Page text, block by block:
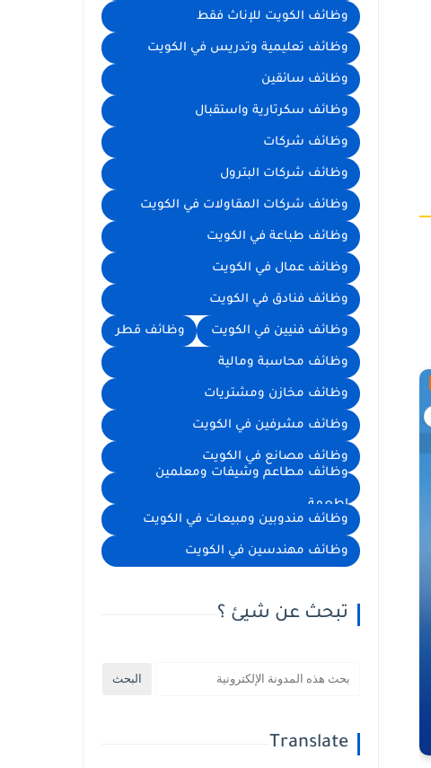
وظائف الكويت للإناث فقط
وظائف تعليمية وتدريس في الكويت
وظائف سائقين
وظائف سكرتارية واستقبال
وظائف شركات
وظائف شركات البترول
وظائف شركات المقاولات في الكويت
وظائف طباعة في الكويت
وظائف عمال في الكويت
وظائف فنادق في الكويت
وظائف فنيين في الكويت وظائف قطر
وظائف محاسبة ومالية
وظائف مخازن ومشتريات
وظائف مشرفين في الكويت
وظائف مصانع في الكويت
وظائف مطاعم وشيفات ومعلمين
اطعمة
وظائف مندوبين ومبيعات في الكويت
وظائف مهندسين في الكويت
تبحث عن شيئ ؟
Translate